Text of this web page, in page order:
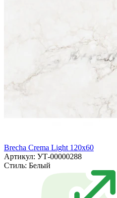
Brecha Crema Light 120x60
Артикул: УТ-00000288
Стиль: Белый